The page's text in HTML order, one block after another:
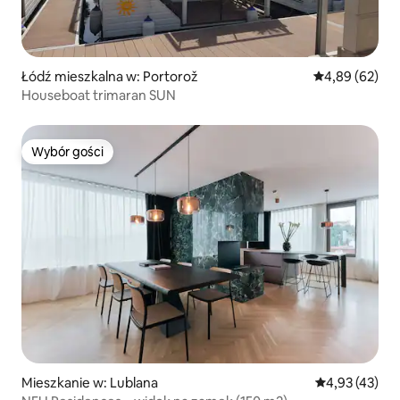
Łódź mieszkalna w: Portorož Średnia
4,89 (62)
Houseboat trimaran SUN
Wybór gości
Wybór gości
Mieszkanie w: Lublana Średnia
4,93 (43)